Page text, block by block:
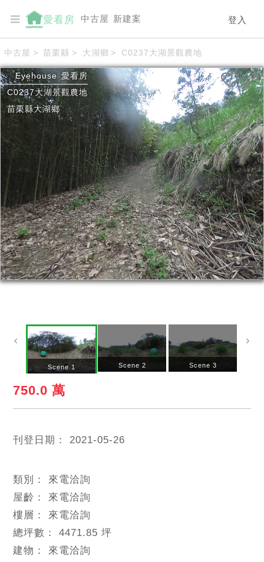
愛看房 登入
中古屋 新建案
中古屋 > 苗栗縣 > 大湖鄉 > C0237大湖景觀農地
Eyehouse 愛看房
C0237大湖景觀農地
苗栗縣大湖鄉
Scene 1 Scene 2 Scene 3
750.0 萬
刊登日期： 2021-05-26
類別： 來電洽詢
屋齡： 來電洽詢
樓層： 來電洽詢
總坪數：4471.85 坪
建物： 來電洽詢